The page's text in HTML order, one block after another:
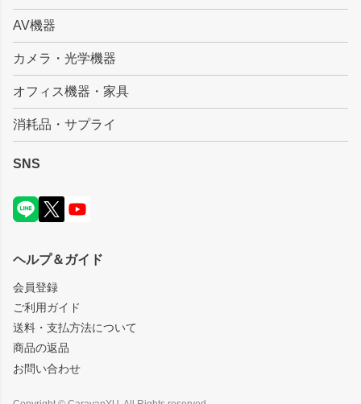
AV機器
カメラ・光学機器
オフィス機器・家具
消耗品・サプライ
SNS
ヘルプ＆ガイド
会員登録
ご利用ガイド
送料・支払方法について
商品の返品
お問い合わせ